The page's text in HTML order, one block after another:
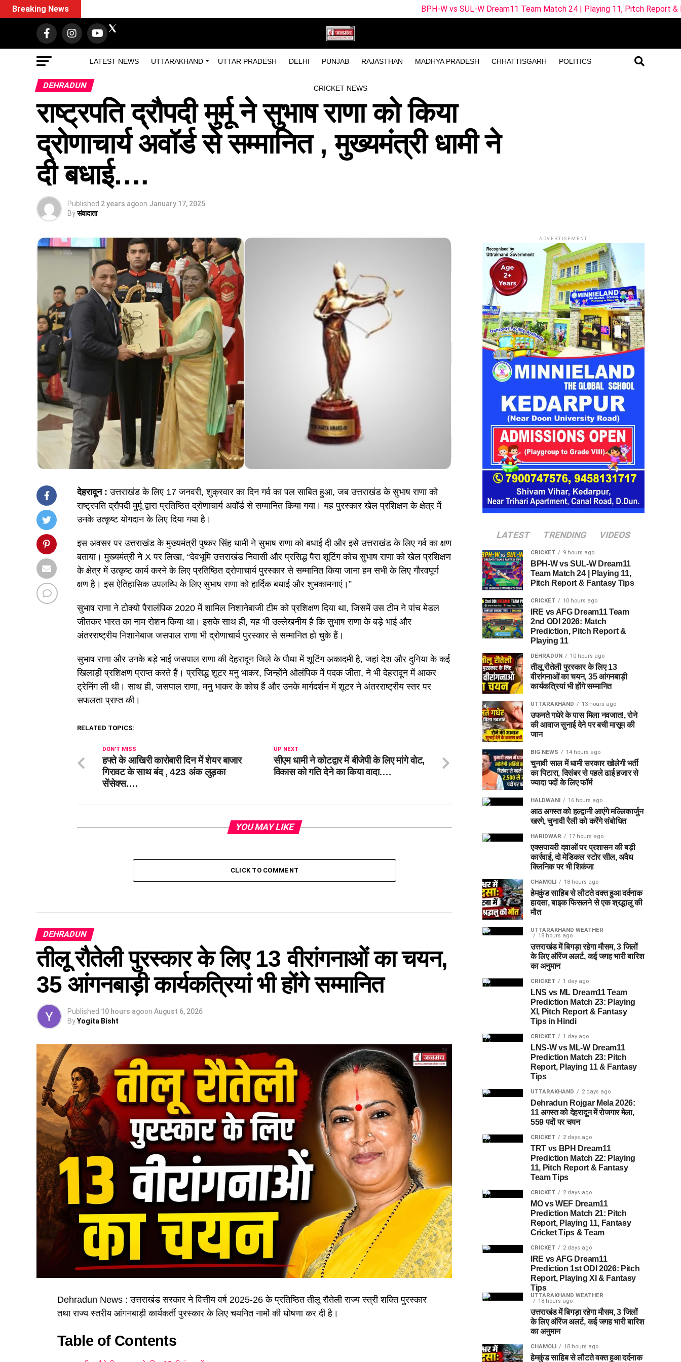
LATEST NEWS UTTARAKHAND UTTAR PRADESH DELHI PUNJAB RAJASTHAN MADHYA PRADESH CHHATTISGARH POLITICS
CRICKET NEWS
Breaking News BPH-W vs SUL-W Dream11 Team Match 24 | Playing 11, Pitch Report & Fantasy Tips
DEHRADUN
राष्ट्रपति द्रौपदी मुर्मू ने सुभाष राणा को किया
द्रोणाचार्य अवॉर्ड से सम्मानित , मुख्यमंत्री धामी ने
दी बधाई….
Published 2 years agoon January 17, 2025
Byसंवादाता
देहरादून : उत्तराखंड के लिए 17 जनवरी, शुक्रवार का दिन गर्व का पल साबित हुआ, जब उत्तराखंड के सुभाष राणा को
राष्ट्रपति द्रौपदी मुर्मू द्वारा प्रतिष्ठित द्रोणाचार्य अवॉर्ड से सम्मानित किया गया। यह पुरस्कार खेल प्रशिक्षण के क्षेत्र में
उनके उत्कृष्ट योगदान के लिए दिया गया है।
इस अवसर पर उत्तराखंड के मुख्यमंत्री पुष्कर सिंह धामी ने सुभाष राणा को बधाई दी और इसे उत्तराखंड के लिए गर्व का क्षण
बताया। मुख्यमंत्री ने X पर लिखा, “देवभूमि उत्तराखंड निवासी और प्रसिद्ध पैरा शूटिंग कोच सुभाष राणा को खेल प्रशिक्षण
के क्षेत्र में उत्कृष्ट कार्य करने के लिए प्रतिष्ठित द्रोणाचार्य पुरस्कार से सम्मानित किया जाना हम सभी के लिए गौरवपूर्ण
क्षण है। इस ऐतिहासिक उपलब्धि के लिए सुभाष राणा को हार्दिक बधाई और शुभकामनाएं।”
सुभाष राणा ने टोक्यो पैरालंपिक 2020 में शामिल निशानेबाजी टीम को प्रशिक्षण दिया था, जिसमें उस टीम ने पांच मेडल
जीतकर भारत का नाम रोशन किया था। इसके साथ ही, यह भी उल्लेखनीय है कि सुभाष राणा के बड़े भाई और
अंतरराष्ट्रीय निशानेबाज जसपाल राणा भी द्रोणाचार्य पुरस्कार से सम्मानित हो चुके हैं।
सुभाष राणा और उनके बड़े भाई जसपाल राणा की देहरादून जिले के पौधा में शूटिंग अकादमी है, जहां देश और दुनिया के कई
खिलाड़ी प्रशिक्षण प्राप्त करते हैं। प्रसिद्ध शूटर मनु भाकर, जिन्होंने ओलंपिक में पदक जीता, ने भी देहरादून में आकर
ट्रेनिंग ली थी। साथ ही, जसपाल राणा, मनु भाकर के कोच हैं और उनके मार्गदर्शन में शूटर ने अंतरराष्ट्रीय स्तर पर
सफलता प्राप्त की।
RELATED TOPICS:
UP NEXT
सीएम धामी ने कोटद्वार में बीजेपी के लिए मांगे वोट,
विकास को गति देने का किया वादा….
DON'T MISS
हफ्ते के आखिरी कारोबारी दिन में शेयर बाजार
गिरावट के साथ बंद , 423 अंक लुड़का
सेंसेक्स….
YOU MAY LIKE
CLICK TO COMMENT
DEHRADUN
तीलू रौतेली पुरस्कार के लिए 13 वीरांगनाओं का चयन,
35 आंगनबाड़ी कार्यकत्रियां भी होंगे सम्मानित
Published 10 hours agoon August 6, 2026
ByYogita Bisht
Dehradun News : उत्तराखंड सरकार ने वित्तीय वर्ष 2025-26 के प्रतिष्ठित तीलू रौतेली राज्य स्त्री शक्ति पुरस्कार
तथा राज्य स्तरीय आंगनबाड़ी कार्यकर्ती पुरस्कार के लिए चयनित नामों की घोषणा कर दी है।
Table of Contents
ADVERTISEMENT
LATEST TRENDING VIDEOS
CRICKET 9 hours ago
BPH-W vs SUL-W Dream11
Team Match 24 | Playing 11,
Pitch Report & Fantasy Tips
CRICKET 10 hours ago
IRE vs AFG Dream11 Team
2nd ODI 2026: Match
Prediction, Pitch Report &
Playing 11
DEHRADUN 10 hours ago
तीलू रौतेली पुरस्कार के लिए 13
वीरांगनाओं का चयन, 35 आंगनबाड़ी
कार्यकत्रियां भी होंगे सम्मानित
UTTARAKHAND 13 hours ago
उफनते गधेरे के पास मिला नवजात!, रोने
की आवाज सुनाई देने पर बची मासूम की
जान
BIG NEWS 14 hours ago
चुनावी साल में धामी सरकार खोलेगी भर्ती
का पिटारा, दिसंबर से पहले ढाई हजार से
ज्यादा पदों के लिए फॉर्म
HALDWANI 16 hours ago
आठ अगस्त को हल्द्वानी आएंगे मल्लिकार्जुन
खरगे, चुनावी रैली को करेंगे संबोधित
HARIDWAR 17 hours ago
एक्सपायरी दवाओं पर प्रशासन की बड़ी
कार्रवाई, दो मेडिकल स्टोर सील, अवैध
क्लिनिक पर भी शिकंजा
CHAMOLI 18 hours ago
हेमकुंड साहिब से लौटते वक्त हुआ दर्दनाक
हादसा, बाइक फिसलने से एक श्रद्धालु की
मौत
UTTARAKHAND WEATHER
18 hours ago
उत्तराखंड में बिगड़ा रहेगा मौसम, 3 जिलों
के लिए ऑरेंज अलर्ट, कई जगह भारी बारिश
का अनुमान
CRICKET 1 day ago
LNS vs ML Dream11 Team
Prediction Match 23: Playing
XI, Pitch Report & Fantasy
Tips in Hindi
CRICKET 1 day ago
LNS-W vs ML-W Dream11
Prediction Match 23: Pitch
Report, Playing 11 & Fantasy
Tips
UTTARAKHAND 2 days ago
Dehradun Rojgar Mela 2026:
11 अगस्त को देहरादून में रोजगार मेला,
559 पदों पर चयन
CRICKET 2 days ago
TRT vs BPH Dream11
Prediction Match 22: Playing
11, Pitch Report & Fantasy
Team Tips
CRICKET 2 days ago
MO vs WEF Dream11
Prediction Match 21: Pitch
Report, Playing 11, Fantasy
Cricket Tips & Team
CRICKET 2 days ago
IRE vs AFG Dream11
Prediction 1st ODI 2026: Pitch
Report, Playing XI & Fantasy
Tips
UTTARAKHAND WEATHER
18 hours ago
उत्तराखंड में बिगड़ा रहेगा मौसम, 3 जिलों
के लिए ऑरेंज अलर्ट, कई जगह भारी बारिश
का अनुमान
CHAMOLI 18 hours ago
हेमकुंड साहिब से लौटते वक्त हुआ दर्दनाक